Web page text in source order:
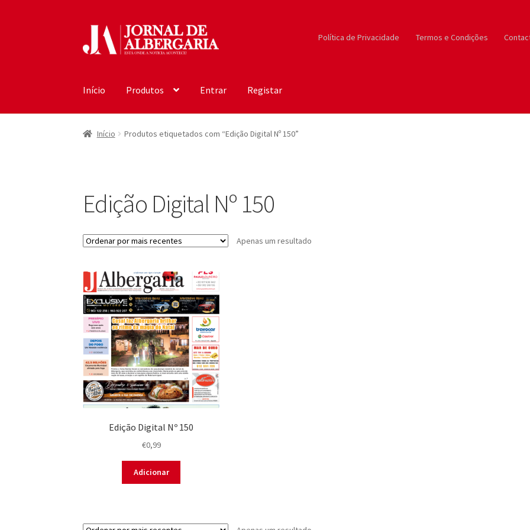
para
Saltar
para
Política de Privacidade Termos e Condições
Início Produtos Entrar Registar
Início Produtos etiquetados com “Edição Digital Nº 150”
Edição Digital Nº 150
Apenas um resultado
Edição Digital Nº 150
€0,99
Adicionar